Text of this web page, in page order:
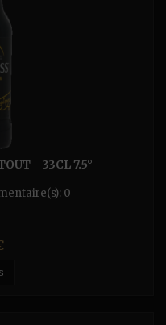
- 33CL 7.5°
0